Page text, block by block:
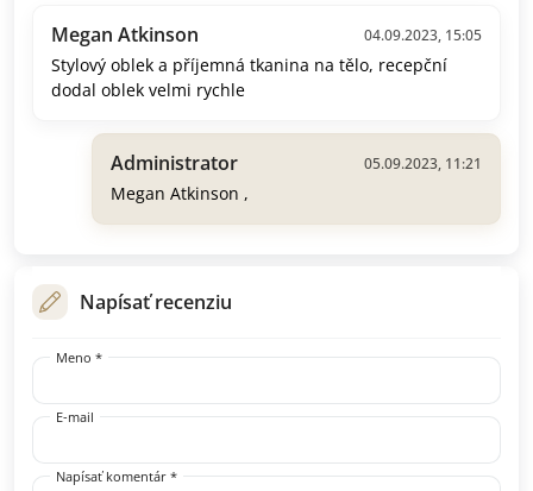
Megan Atkinson 04.09.2023, 15:05
Stylový oblek a příjemná tkanina na tělo, recepční
dodal oblek velmi rychle
Administrator 05.09.2023, 11:21
Megan Atkinson ,
Napísať recenziu
Meno *
E-mail
Napísať komentár *